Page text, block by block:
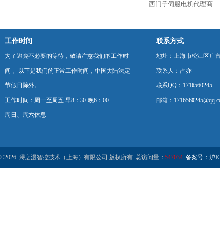
西门子伺服电机代理商
工作时间
为了避免不必要的等待，敬请注意我们的工作时
间 。以下是我们的正常工作时间，中国大陆法定
节假日除外。
工作时间：周一至周五 早8：30-晚6：00
周日、周六休息
联系方式
地址：上海市松江区广
联系人：占亦
联系QQ：1716560245
邮箱：
©2026 浔之漫智控技术（上海）有限公司 版权所有 总访问量： 547034 备案号：沪